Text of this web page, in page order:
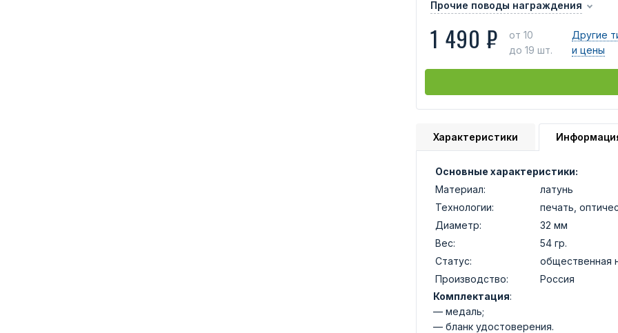
Прочие поводы награждения
1 490 ₽
от 10
до 19 шт.
Другие
и цены
Характеристики
Основные характеристики:
Материал:
латунь
Технологии:
печать,
Диаметр:
32 мм
Вес:
54 гр.
Статус:
общественная
Производство:
Россия
Комплектация:
— медаль;
— бланк удостоверения.